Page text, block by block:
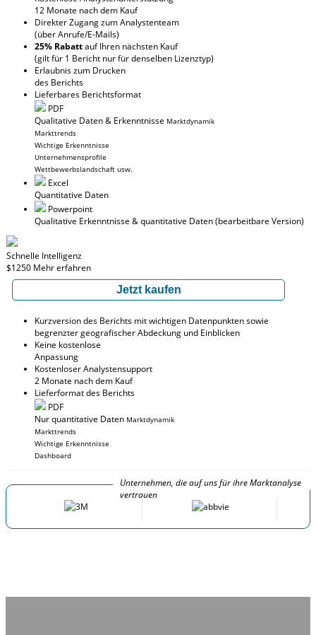
12 Monate nach dem Kauf
Direkter Zugang zum Analystenteam
(über Anrufe/E-Mails)
25% Rabattauf Ihren nächsten Kauf
(gilt für 1 Bericht nur für denselben Lizenztyp)
Erlaubnis zum Drucken
des Berichts
Lieferbares Berichtsformat
PDF
Qualitative Daten & Erkenntnisse Marktdynamik
Markttrends
Wichtige Erkenntnisse
Unternehmensprofile
Wettbewerbslandschaft usw.
Excel
Quantitative Daten
Powerpoint
Qualitative Erkenntnisse & quantitative Daten(bearbeitbare Version)
Schnelle Intelligenz
$1250 Mehr erfahren
Jetzt kaufen
Kurzversion des Berichts mit wichtigen Datenpunkten sowie
begrenzter geografischer Abdeckung und Einblicken
Keine kostenlose
Anpassung
Kostenloser Analystensupport
2 Monate nach dem Kauf
Lieferformat des Berichts
PDF
Nur quantitative Daten Marktdynamik
Markttrends
Wichtige Erkenntnisse
Dashboard
Unternehmen, die auf uns für ihre Marktanalyse
vertrauen